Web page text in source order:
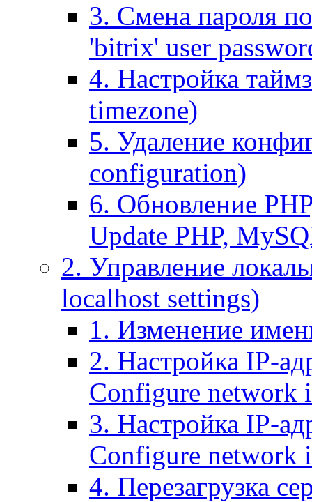
3. Смена пароля
'bitrix' user
4. Настройка
timezone)
5. Удаление
configuration)
6. Обновление
Update PHP,
2. Управление
localhost settings)
1. Изменение
2. Настройка IP-
Configure network
3. Настройка IP-
Configure network
4. Перезагрузка